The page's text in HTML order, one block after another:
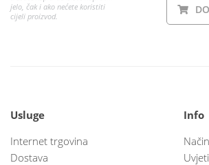
jelo, čak i ako nećete koristiti
cijeli proizvod.
Usluge
Internet trgovina
Dostava
Info